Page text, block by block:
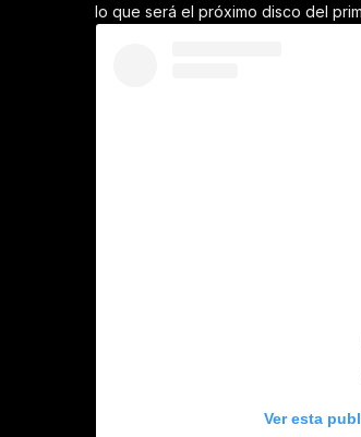
lo que será el próximo disco del
Ver esta